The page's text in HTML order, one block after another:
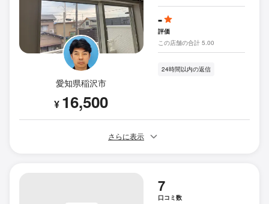
愛知県稲沢市
¥ 16,500
-
評価
この店舗の合計 5.00
24時間以内の返信
さらに表示
7
口コミ数